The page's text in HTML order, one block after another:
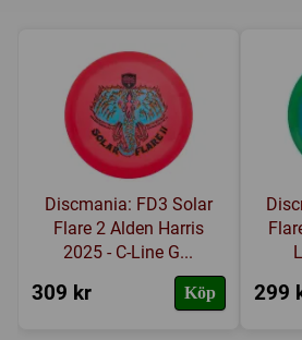
Discmania: FD3 Solar
Flare 2 Alden Harris
2025 - C-Line G...
309 kr Köp 299